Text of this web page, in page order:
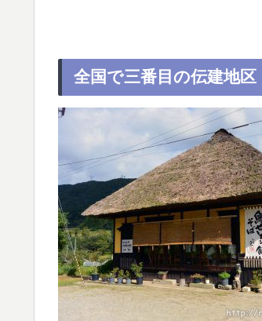
全国で三番目の伝建地区